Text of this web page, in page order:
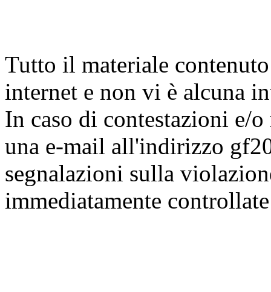
Tutto il materiale
internet e non vi è alcuna
In caso di contestazioni e/
una e-mail all'indirizzo
segnalazioni sulla
immediatamente controllate